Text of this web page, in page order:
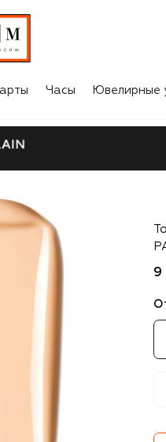
Часы Ювелирные
9